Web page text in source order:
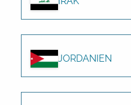
JORDANIEN